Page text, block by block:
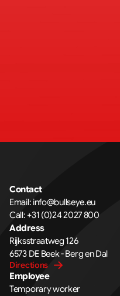
Contact
Email: info@bullseye.eu
Call: +31 (0)24 2027 800
Address
Rijksstraatweg 126
6573 DE Beek - Berg en Dal
Directions
Employee
Temporary worker